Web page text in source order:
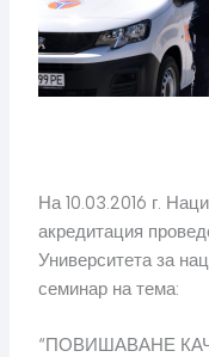
На 10.03.2016 г.
акредитация
Университета за
семинар на тема:
“ПОВИШАВАНЕ